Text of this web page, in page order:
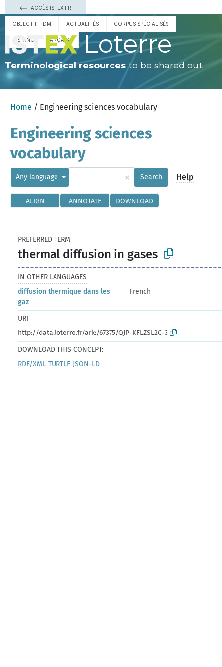
ACCÈS ISTEX.FR
OBJECTIF TDM ACTUALITÉS CORPUS SPÉCIALISÉS
ESPAÑOL FRANÇAIS Loterre
Terminological resourcesto be shared out
Home / Engineering sciences vocabulary
Engineering sciences
vocabulary
Any language × Search Help
ALIGN ANNOTATE DOWNLOAD
PREFERRED TERM
thermal diffusion in gases
IN OTHER LANGUAGES
diffusion thermique dans les
gaz
French
URI
http://data.loterre.fr/ark:/67375/QJP-KFLZSL2C-3
DOWNLOAD THIS CONCEPT:
RDF/XML TURTLE JSON-LD